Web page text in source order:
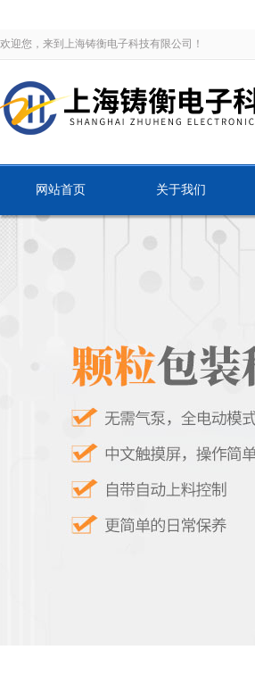
欢迎您，来到上海铸衡电子科技有限公司！
网站首页 关于我们